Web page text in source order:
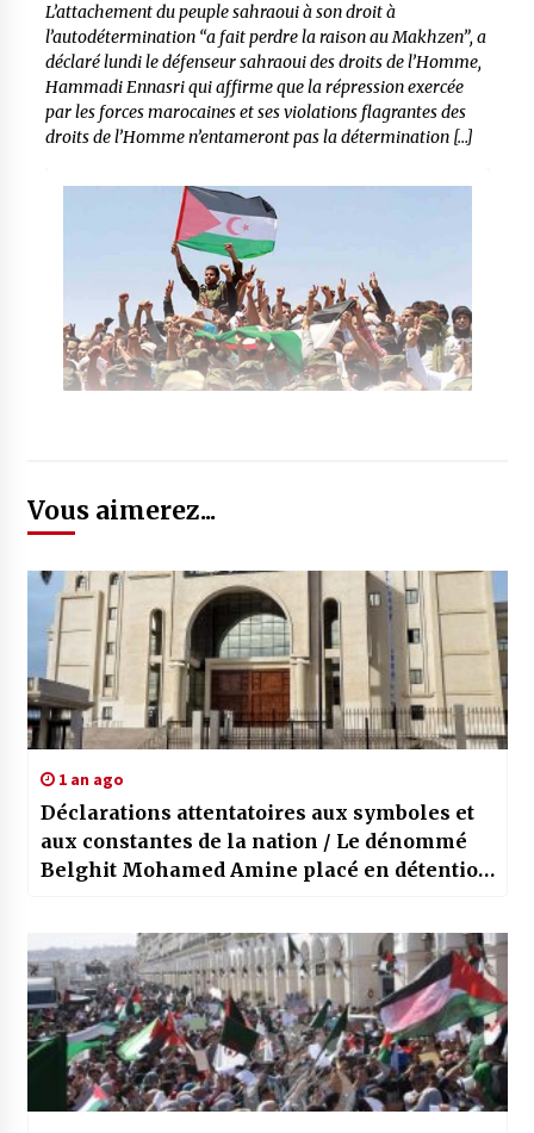
L’attachement du peuple sahraoui à son droit à
l’autodétermination “a fait perdre la raison au Makhzen”, a
déclaré lundi le défenseur sahraoui des droits de l’Homme,
Hammadi Ennasri qui affirme que la répression exercée
par les forces marocaines et ses violations flagrantes des
droits de l’Homme n’entameront pas la détermination […]
Vous aimerez...
1 an ago
Déclarations attentatoires aux symboles et
aux constantes de la nation / Le dénommé
Belghit Mohamed Amine placé en détention